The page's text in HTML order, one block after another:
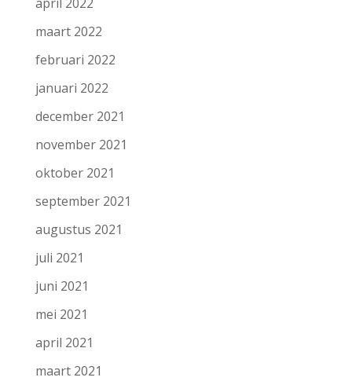
maart 2022
februari 2022
januari 2022
december 2021
november 2021
oktober 2021
september 2021
augustus 2021
juli 2021
juni 2021
mei 2021
april 2021
maart 2021